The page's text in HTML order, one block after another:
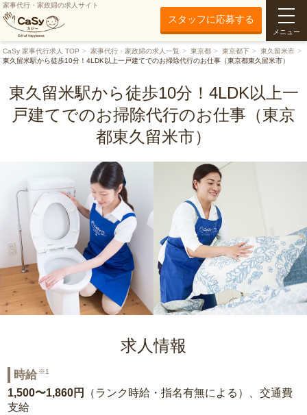
家事代行・家政婦の求人サイト
スタッフに応募する
メニュー
CaSy 家事代行求人 TOP 家事代行・家政婦の求人一覧 東京都 東京都下
東久留米市
東久留米駅から徒歩10分！4LDK以上一戸建てでのお掃除代行のお仕事（東京都東久留米市）
東久留米駅から徒歩10分！4LDK以上一
戸建てでのお掃除代行のお仕事（東京
都東久留米市）
求人情報
時給 ※1
1,500〜1,860円
（ランク時給・指名有無による）、交通費
支給